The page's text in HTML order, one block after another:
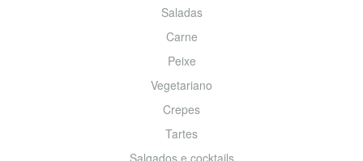
Saladas
Carne
Peixe
Vegetariano
Crepes
Tartes
Salgados e cocktails